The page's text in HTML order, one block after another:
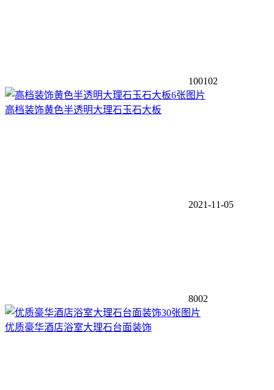
100102
6张图片
高档装饰黄色半透明大理石玉石大板
2021-11-05
8002
30张图片
优质豪华酒店浴室大理石台面装饰